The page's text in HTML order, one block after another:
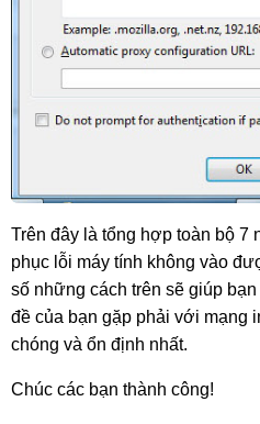
Trên đây là tổng hợp toàn bộ 7
phục lỗi máy tính không vào
số những cách trên sẽ giúp
đề của bạn gặp phải với mạng
chóng và ổn định nhất.
Chúc các bạn thành công!